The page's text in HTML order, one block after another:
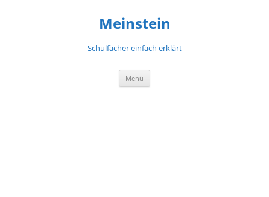
Meinstein
Schulfächer einfach erklärt
Menü